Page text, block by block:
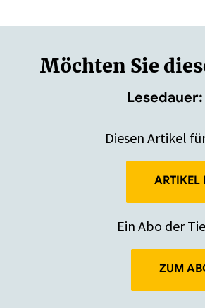
Möchten Sie
Diesen Artikel
ARTIKEL
Ein Abo der
ZUM